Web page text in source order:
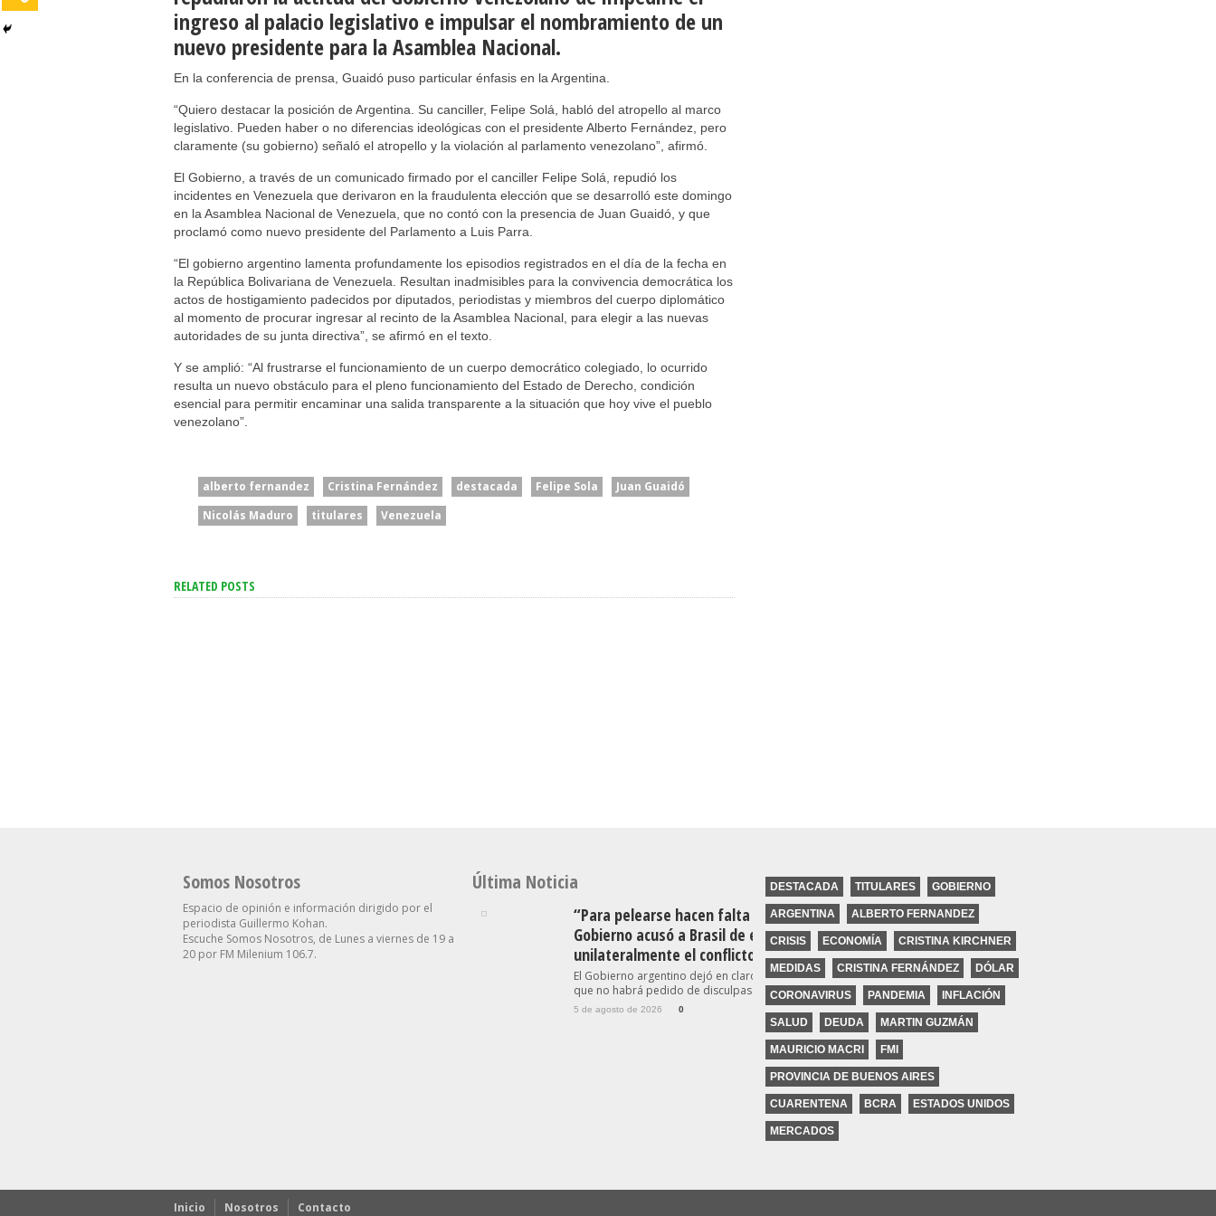
ingreso al palacio legislativo e impulsar el nombramiento de un
nuevo presidente para la Asamblea Nacional.
En la conferencia de prensa, Guaidó puso particular énfasis en la Argentina.
“Quiero destacar la posición de Argentina. Su canciller, Felipe Solá, habló del atropello al marco
legislativo. Pueden haber o no diferencias ideológicas con el presidente Alberto Fernández, pero
claramente (su gobierno) señaló el atropello y la violación al parlamento venezolano”, afirmó.
El Gobierno, a través de un comunicado firmado por el canciller Felipe Solá, repudió los
incidentes en Venezuela que derivaron en la fraudulenta elección que se desarrolló este domingo
en la Asamblea Nacional de Venezuela, que no contó con la presencia de Juan Guaidó, y que
proclamó como nuevo presidente del Parlamento a Luis Parra.
“El gobierno argentino lamenta profundamente los episodios registrados en el día de la fecha en
la República Bolivariana de Venezuela. Resultan inadmisibles para la convivencia democrática los
actos de hostigamiento padecidos por diputados, periodistas y miembros del cuerpo diplomático
al momento de procurar ingresar al recinto de la Asamblea Nacional, para elegir a las nuevas
autoridades de su junta directiva”, se afirmó en el texto.
Y se amplió: “Al frustrarse el funcionamiento de un cuerpo democrático colegiado, lo ocurrido
resulta un nuevo obstáculo para el pleno funcionamiento del Estado de Derecho, condición
esencial para permitir encaminar una salida transparente a la situación que hoy vive el pueblo
venezolano”.
alberto fernandez Cristina Fernández destacada Felipe Sola
Juan Guaidó
Nicolás Maduro
titulares Venezuela
RELATED POSTS
Somos Nosotros
Espacio de opinión e información dirigido por el
periodista Guillermo Kohan.
Escuche Somos Nosotros, de Lunes a viernes de 19 a
20 por FM Milenium 106.7.
Última Noticia
“Para pelearse hacen falta dos”: el
Gobierno acusó a Brasil de escalar
unilateralmente el conflicto
El Gobierno argentino dejó en claro este miércoles
que no habrá pedido de disculpas...
5 de agosto de 2026 0
DESTACADA TITULARES GOBIERNO
ARGENTINA ALBERTO FERNANDEZ
CRISIS ECONOMÍA CRISTINA KIRCHNER
MEDIDAS CRISTINA FERNÁNDEZ DÓLAR
CORONAVIRUS PANDEMIA INFLACIÓN
SALUD DEUDA MARTIN GUZMÁN
MAURICIO MACRI FMI
PROVINCIA DE BUENOS AIRES
CUARENTENA BCRA ESTADOS UNIDOS
MERCADOS
Inicio Nosotros Contacto